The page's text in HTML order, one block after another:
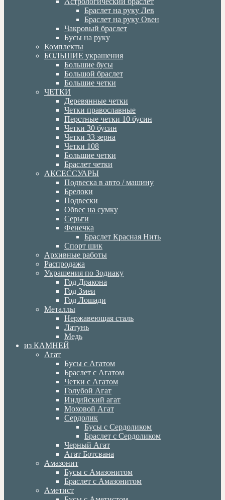
Браслет на руку Лев
Браслет на руку Овен
Чакровый браслет
Бусы на руку
Комплекты
БОЛЬШИЕ украшения
Большие бусы
Большой браслет
Большие четки
ЧЕТКИ
Деревянные четки
Четки православные
Перстные четки 10 бусин
Четки 30 бусин
Четки 33 зерна
Четки 108
Большие четки
Браслет четки
АКСЕССУАРЫ
Подвеска в авто / машину
Брелоки
Подвески
Обвес на сумку
Серьги
Фенечка
Браслет Красная Нить
Спорт шик
Архивные работы
Распродажа
Украшения по Зодиаку
Год Дракона
Год Змеи
Год Лошади
Металлы
Нержавеющая сталь
Латунь
Медь
из КАМНЕЙ
Агат
Бусы с Агатом
Браслет с Агатом
Четки с Агатом
Голубой Агат
Индийский агат
Моховой Агат
Сердолик
Бусы с Сердоликом
Браслет с Сердоликом
Черный Агат
Агат Ботсвана
Амазонит
Бусы с Амазонитом
Браслет с Амазонитом
Аметист